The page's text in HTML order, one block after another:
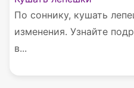
По соннику, кушать
изменения. Узнайте
в...